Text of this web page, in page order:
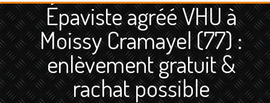
ENLÈVEMENTÉPAVE
Quoi ?
Scooteret Moto
Camion et Poids Lourd
Épaviste agréé VHU à
Moissy Cramayel (77) :
enlèvement gratuit &
rachat possible